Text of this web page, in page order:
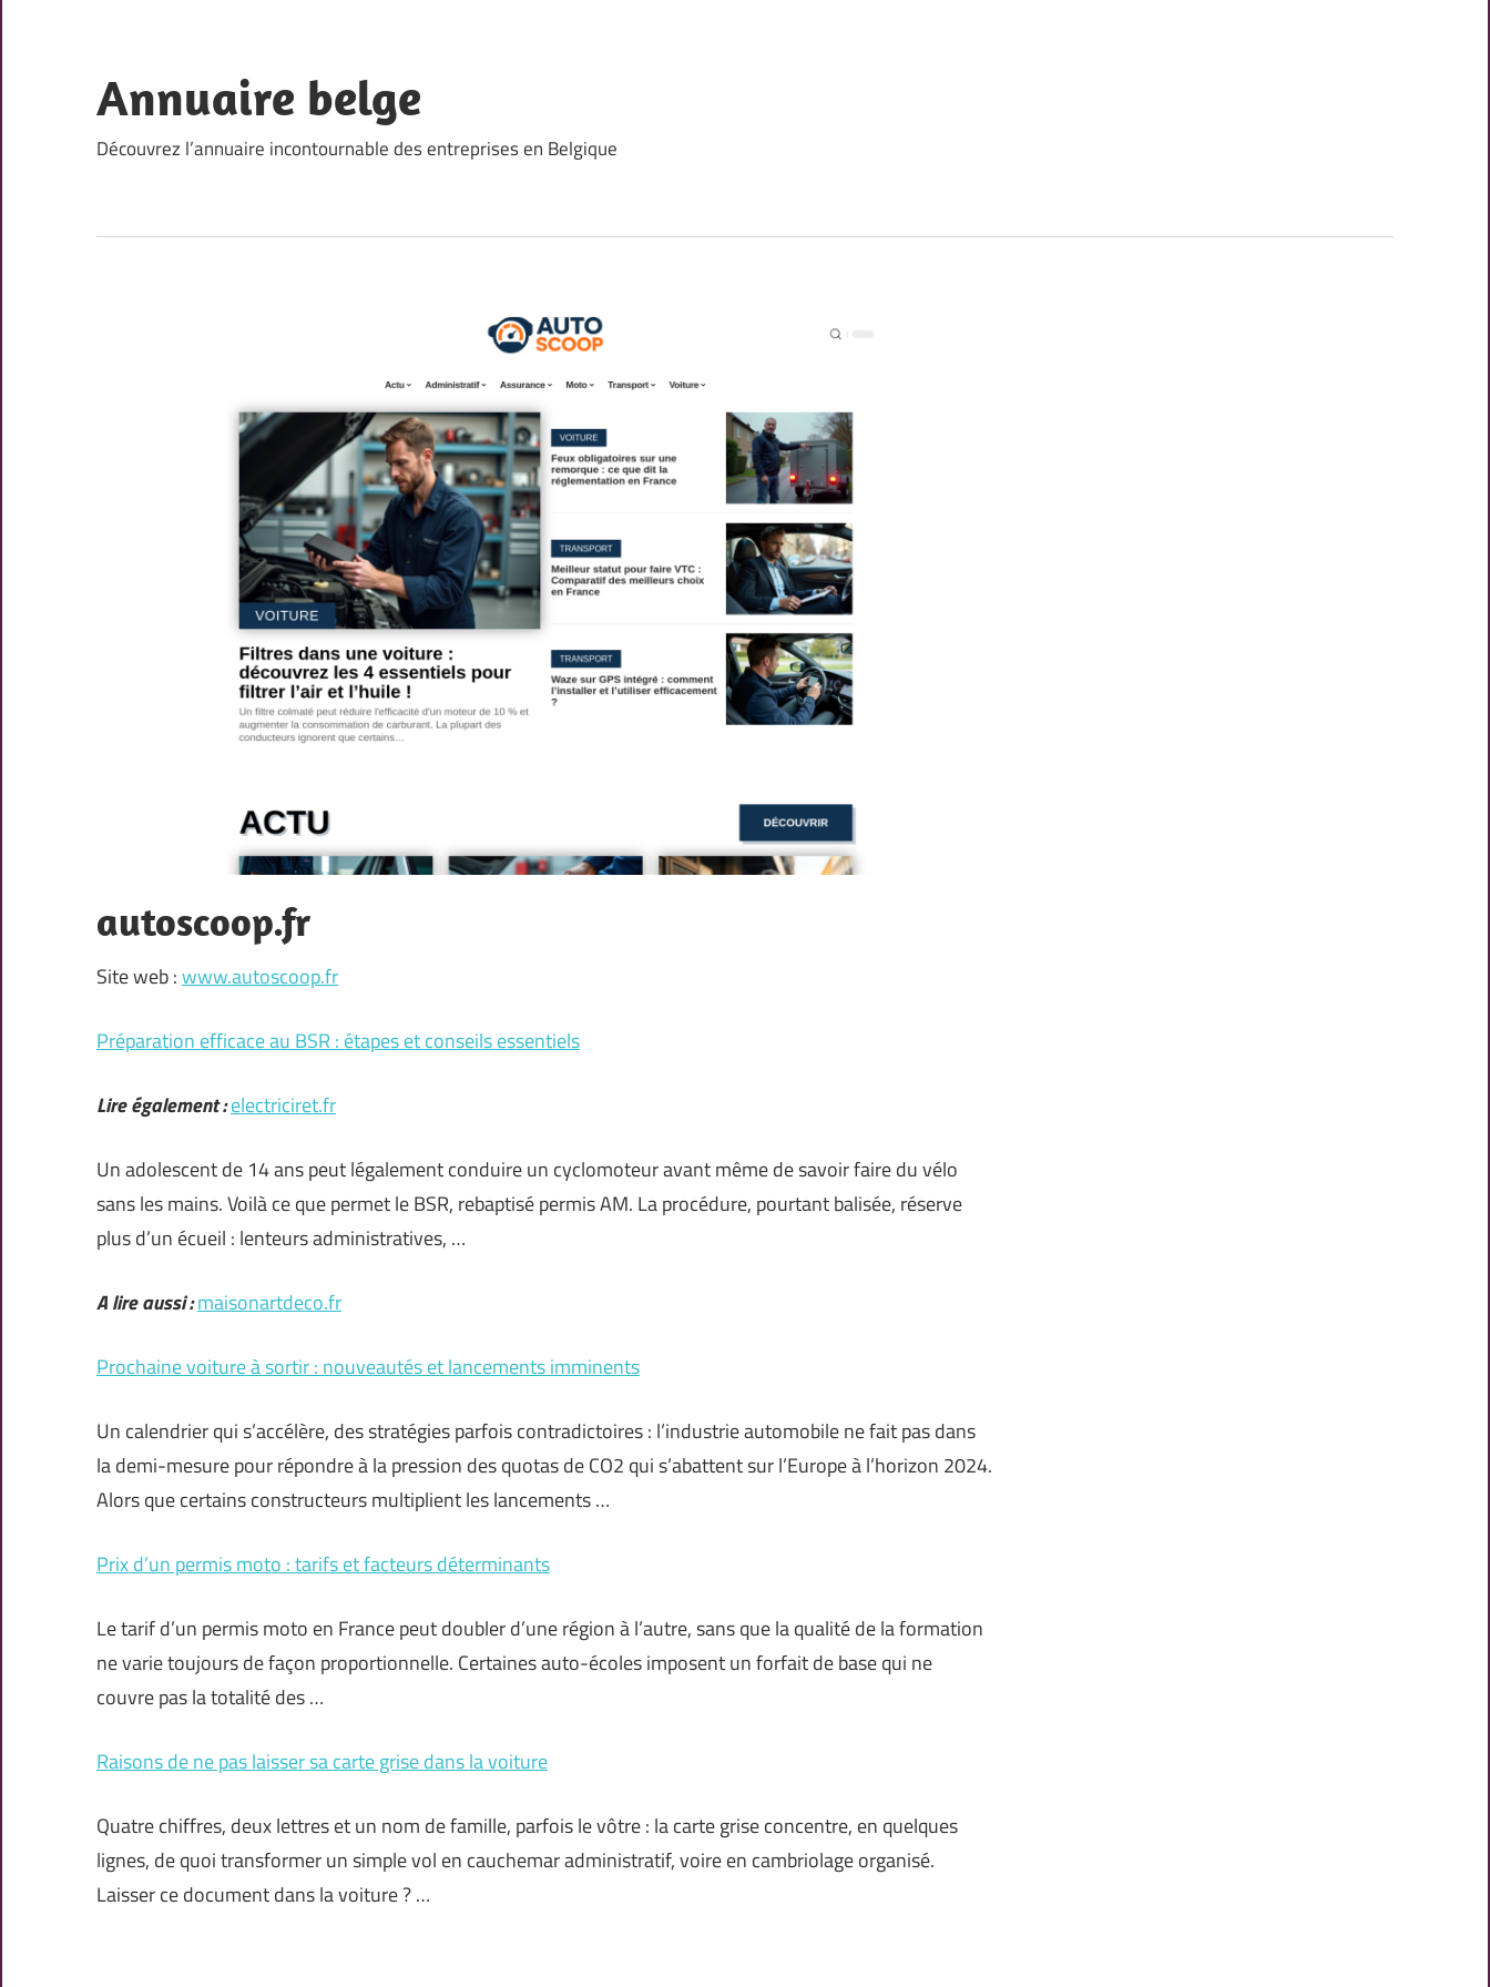
content
Annuaire belge
Découvrez l’annuaire incontournable des entreprises en Belgique
autoscoop.fr
Site web :www.autoscoop.fr
Préparation efficace au BSR : étapes et conseils essentiels
Lire également :electriciret.fr
Un adolescent de 14 ans peut légalement conduire un cyclomoteur avant même de savoir faire du vélo
sans les mains. Voilà ce que permet le BSR, rebaptisé permis AM. La procédure, pourtant balisée, réserve
plus d’un écueil : lenteurs administratives, …
A lire aussi :maisonartdeco.fr
Prochaine voiture à sortir : nouveautés et lancements imminents
Un calendrier qui s’accélère, des stratégies parfois contradictoires : l’industrie automobile ne fait pas dans
la demi-mesure pour répondre à la pression des quotas de CO2 qui s’abattent sur l’Europe à l’horizon 2024.
Alors que certains constructeurs multiplient les lancements …
Prix d’un permis moto : tarifs et facteurs déterminants
Le tarif d’un permis moto en France peut doubler d’une région à l’autre, sans que la qualité de la formation
ne varie toujours de façon proportionnelle. Certaines auto-écoles imposent un forfait de base qui ne
couvre pas la totalité des …
Raisons de ne pas laisser sa carte grise dans la voiture
Quatre chiffres, deux lettres et un nom de famille, parfois le vôtre : la carte grise concentre, en quelques
lignes, de quoi transformer un simple vol en cauchemar administratif, voire en cambriolage organisé.
Laisser ce document dans la voiture ? …